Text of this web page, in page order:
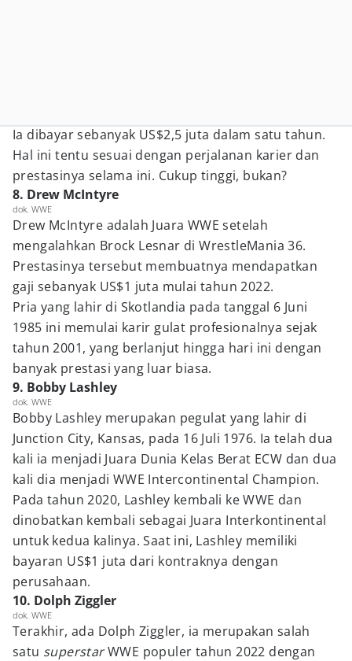
Ia dibayar sebanyak US$2,5 juta dalam satu tahun.
Hal ini tentu sesuai dengan perjalanan karier dan
prestasinya selama ini. Cukup tinggi, bukan?
8. Drew McIntyre
dok. WWE
Drew McIntyre adalah Juara WWE setelah
mengalahkan Brock Lesnar di WrestleMania 36.
Prestasinya tersebut membuatnya mendapatkan
gaji sebanyak US$1 juta mulai tahun 2022.
Pria yang lahir di Skotlandia pada tanggal 6 Juni
1985 ini memulai karir gulat profesionalnya sejak
tahun 2001, yang berlanjut hingga hari ini dengan
banyak prestasi yang luar biasa.
9. Bobby Lashley
dok. WWE
Bobby Lashley merupakan pegulat yang lahir di
Junction City, Kansas, pada 16 Juli 1976. Ia telah dua
kali ia menjadi Juara Dunia Kelas Berat ECW dan dua
kali dia menjadi WWE Intercontinental Champion.
Pada tahun 2020, Lashley kembali ke WWE dan
dinobatkan kembali sebagai Juara Interkontinental
untuk kedua kalinya. Saat ini, Lashley memiliki
bayaran US$1 juta dari kontraknya dengan
perusahaan.
10. Dolph Ziggler
dok. WWE
Terakhir, ada Dolph Ziggler, ia merupakan salah
satu superstarWWE populer tahun 2022 dengan